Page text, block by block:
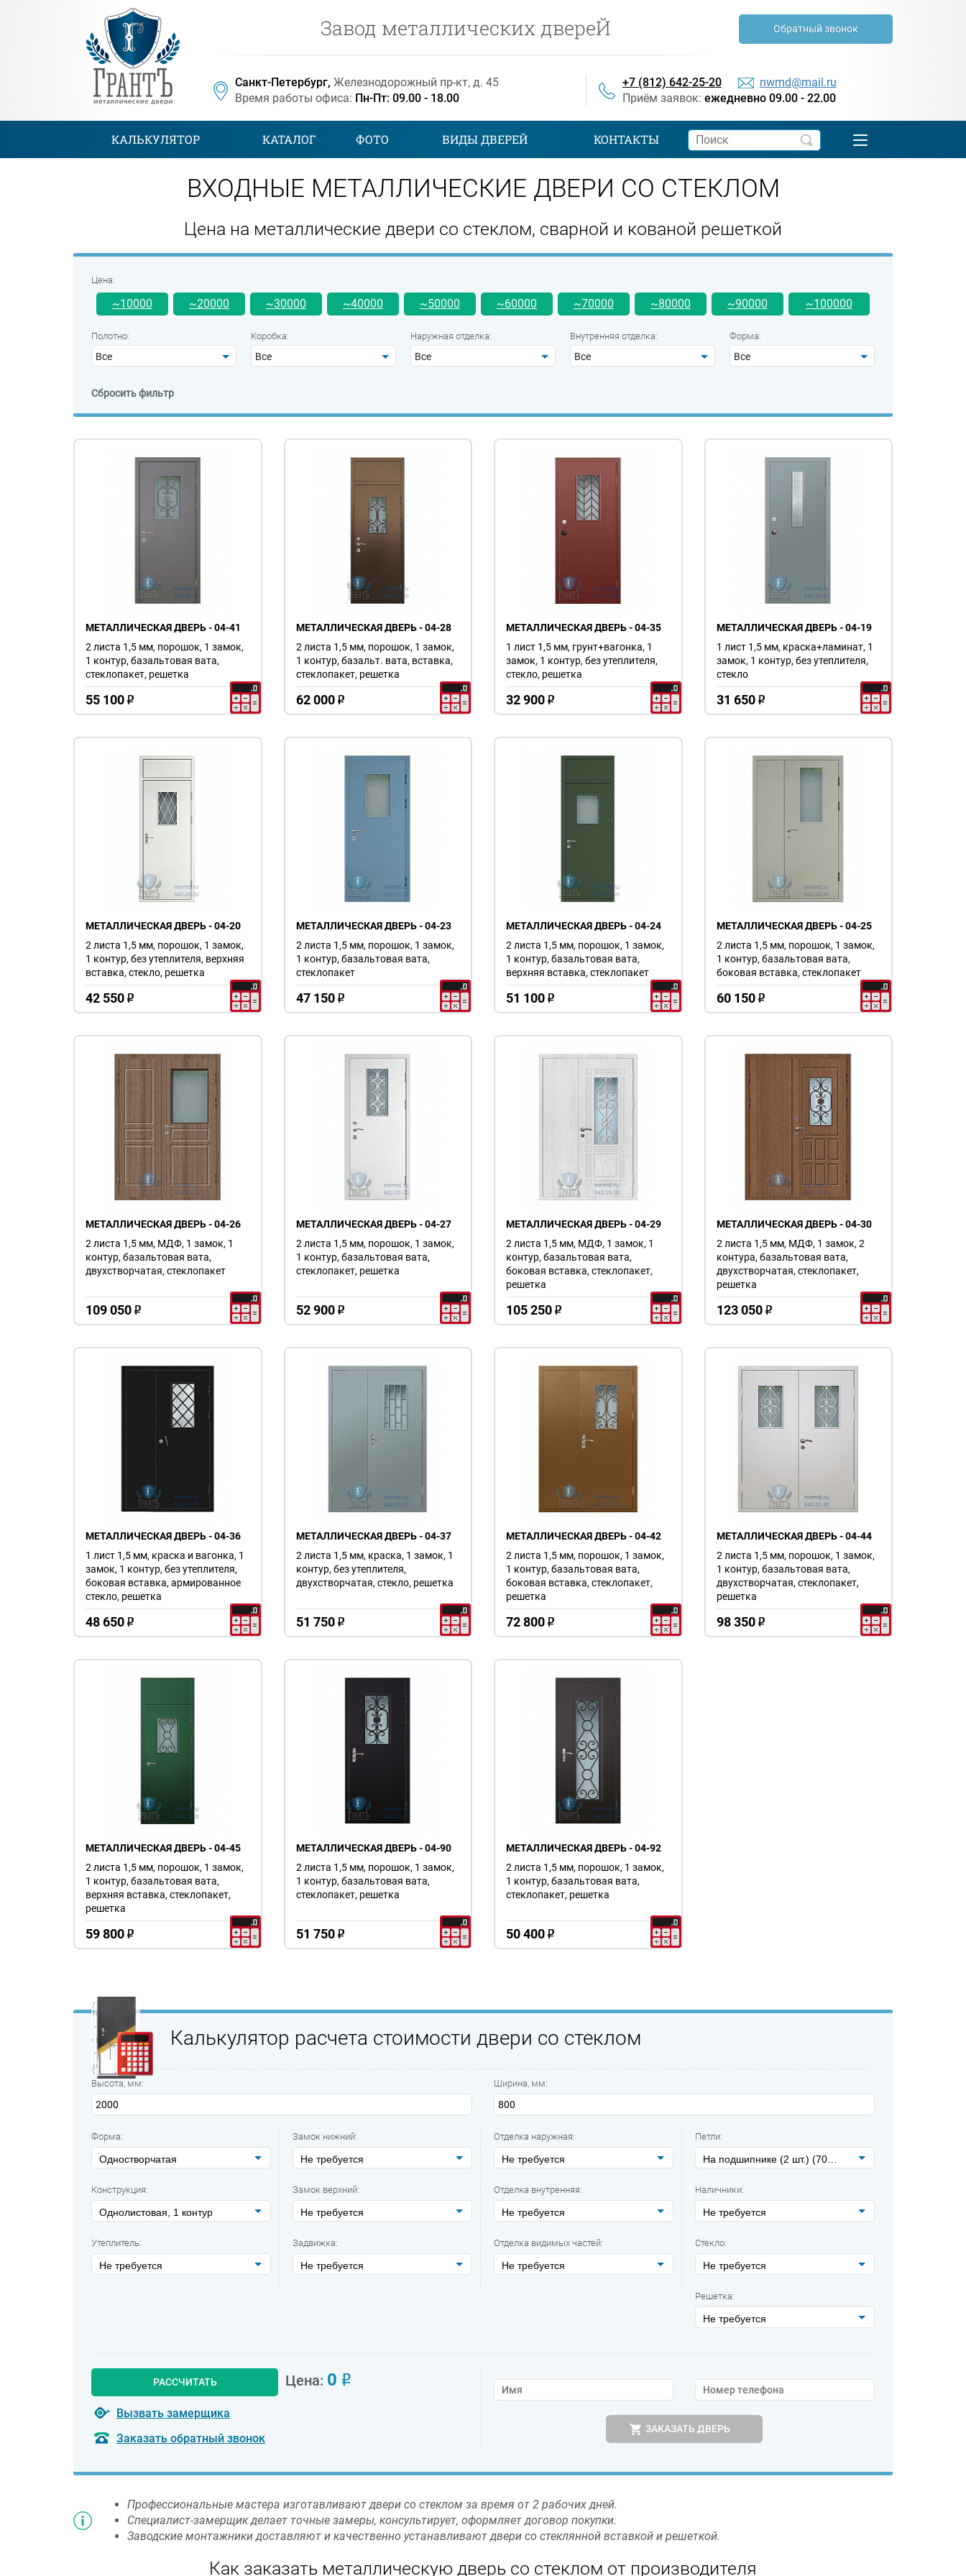
Завод металлических двереЙ Обратный звонок
Санкт-Петербург, Железнодорожный пр-кт, д. 45
Время работы офиса: Пн-Пт: 09.00 - 18.00
+7 (812) 642-25-20
nwmd@mail.ru
Приём заявок: ежедневно 09.00 - 22.00
КАЛЬКУЛЯТОР КАТАЛОГ ФОТО ВИДЫ ДВЕРЕЙ КОНТАКТЫ
ВХОДНЫЕ МЕТАЛЛИЧЕСКИЕ ДВЕРИ СО СТЕКЛОМ
Цена на металлические двери со стеклом, сварной и кованой решеткой
Цена:
~10000 ~20000 ~30000 ~40000 ~50000 ~60000 ~70000 ~80000 ~90000 ~100000
Полотно:
Все
Коробка:
Все
Наружная отделка:
Все
Внутренняя отделка:
Все
Форма:
Все
МЕТАЛЛИЧЕСКАЯ ДВЕРЬ - 04-41
55 100 o
2 листа 1,5 мм, порошок, 1 замок,
1 контур, базальтовая вата,
стеклопакет, решетка
МЕТАЛЛИЧЕСКАЯ ДВЕРЬ - 04-28
62 000 o
2 листа 1,5 мм, порошок, 1 замок,
1 контур, базальт. вата, вставка,
стеклопакет, решетка
МЕТАЛЛИЧЕСКАЯ ДВЕРЬ - 04-35
32 900 o
1 лист 1,5 мм, грунт+вагонка, 1
замок, 1 контур, без утеплителя,
стекло, решетка
МЕТАЛЛИЧЕСКАЯ ДВЕРЬ - 04-19
31 650 o
1 лист 1,5 мм, краска+ламинат, 1
замок, 1 контур, без утеплителя,
стекло
МЕТАЛЛИЧЕСКАЯ ДВЕРЬ - 04-20
42 550 o
2 листа 1,5 мм, порошок, 1 замок,
1 контур, без утеплителя, верхняя
вставка, стекло, решетка
МЕТАЛЛИЧЕСКАЯ ДВЕРЬ - 04-23
47 150 o
2 листа 1,5 мм, порошок, 1 замок,
1 контур, базальтовая вата,
стеклопакет
МЕТАЛЛИЧЕСКАЯ ДВЕРЬ - 04-24
51 100 o
2 листа 1,5 мм, порошок, 1 замок,
1 контур, базальтовая вата,
верхняя вставка, стеклопакет
МЕТАЛЛИЧЕСКАЯ ДВЕРЬ - 04-25
60 150 o
2 листа 1,5 мм, порошок, 1 замок,
1 контур, базальтовая вата,
боковая вставка, стеклопакет
МЕТАЛЛИЧЕСКАЯ ДВЕРЬ - 04-26
109 050 o
2 листа 1,5 мм, МДФ, 1 замок, 1
контур, базальтовая вата,
двухстворчатая, стеклопакет
МЕТАЛЛИЧЕСКАЯ ДВЕРЬ - 04-27
52 900 o
2 листа 1,5 мм, порошок, 1 замок,
1 контур, базальтовая вата,
стеклопакет, решетка
МЕТАЛЛИЧЕСКАЯ ДВЕРЬ - 04-29
105 250 o
2 листа 1,5 мм, МДФ, 1 замок, 1
контур, базальтовая вата,
боковая вставка, стеклопакет,
решетка
МЕТАЛЛИЧЕСКАЯ ДВЕРЬ - 04-30
123 050 o
2 листа 1,5 мм, МДФ, 1 замок, 2
контура, базальтовая вата,
двухстворчатая, стеклопакет,
решетка
МЕТАЛЛИЧЕСКАЯ ДВЕРЬ - 04-36
48 650 o
1 лист 1,5 мм, краска и вагонка, 1
замок, 1 контур, без утеплителя,
боковая вставка, армированное
стекло, решетка
МЕТАЛЛИЧЕСКАЯ ДВЕРЬ - 04-37
51 750 o
2 листа 1,5 мм, краска, 1 замок, 1
контур, без утеплителя,
двухстворчатая, стекло, решетка
МЕТАЛЛИЧЕСКАЯ ДВЕРЬ - 04-42
72 800 o
2 листа 1,5 мм, порошок, 1 замок,
1 контур, базальтовая вата,
боковая вставка, стеклопакет,
решетка
МЕТАЛЛИЧЕСКАЯ ДВЕРЬ - 04-44
98 350 o
2 листа 1,5 мм, порошок, 1 замок,
1 контур, базальтовая вата,
двухстворчатая, стеклопакет,
решетка
МЕТАЛЛИЧЕСКАЯ ДВЕРЬ - 04-45
59 800 o
2 листа 1,5 мм, порошок, 1 замок,
1 контур, базальтовая вата,
верхняя вставка, стеклопакет,
решетка
МЕТАЛЛИЧЕСКАЯ ДВЕРЬ - 04-90
51 750 o
2 листа 1,5 мм, порошок, 1 замок,
1 контур, базальтовая вата,
стеклопакет, решетка
МЕТАЛЛИЧЕСКАЯ ДВЕРЬ - 04-92
50 400 o
2 листа 1,5 мм, порошок, 1 замок,
1 контур, базальтовая вата,
стеклопакет, решетка
Калькулятор расчета стоимости двери со стеклом
Высота, мм: Ширина, мм:
Форма:
Одностворчатая
Конструкция:
Однолистовая, 1 контур
Утеплитель:
Не требуется
Замок нижний:
Не требуется
Замок верхний:
Не требуется
Задвижка:
Не требуется
Отделка наружная:
Не требуется
Отделка внутренняя:
Не требуется
Отделка видимых частей:
Не требуется
Петли:
Наличники:
Не требуется
Стекло:
Не требуется
Решетка:
Не требуется
РАССЧИТАТЬ Цена: 0 o
Вызвать замерщика
Заказать обратный звонок
ЗАКАЗАТЬ ДВЕРЬ
Профессиональные мастера изготавливают двери со стеклом за время от 2 рабочих дней.
Специалист-замерщик делает точные замеры, консультирует, оформляет договор покупки.
Заводские монтажники доставляют и качественно устанавливают двери со стеклянной вставкой и решеткой.
Как заказать металлическую дверь со стеклом от производителя